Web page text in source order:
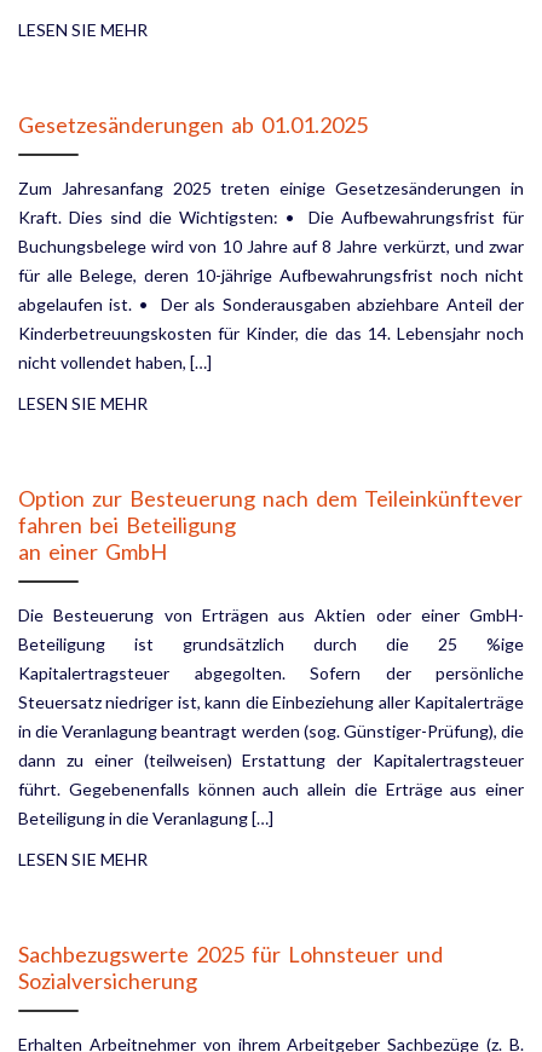
LESEN SIE MEHR
Gesetzesänderungen ab 01.01.2025
Zum Jahresanfang 2025 treten einige Gesetzesänderungen in
Kraft. Dies sind die Wichtigsten: • Die Aufbewahrungsfrist für
Buchungsbelege wird von 10 Jahre auf 8 Jahre verkürzt, und zwar
für alle Belege, deren 10-jährige Aufbewahrungsfrist noch nicht
abgelaufen ist. • Der als Sonderausgaben abziehbare Anteil der
Kinderbetreuungskosten für Kinder, die das 14. Lebens­jahr noch
nicht vollendet haben, […]
LESEN SIE MEHR
Option zur Besteuerung nach dem Teileinkünftever
fahren bei Beteiligung
an einer GmbH
Die Besteuerung von Erträgen aus Aktien oder einer GmbH-
Beteiligung ist grundsätzlich durch die 25 %ige
Kapitalertragsteuer abgegolten. Sofern der persönliche
Steuersatz niedriger ist, kann die Einbeziehung aller Kapitalerträge
in die Veranlagung beantragt werden (sog. Günstiger-Prüfung), die
dann zu einer (teilweisen) Erstattung der Kapitalertragsteuer
führt. Gegebenenfalls können auch allein die Erträge aus einer
Beteili­gung in die Veranlagung […]
LESEN SIE MEHR
Sachbezugswerte 2025 für Lohnsteuer und
Sozialversicherung
Erhalten Arbeitnehmer von ihrem Arbeitgeber Sachbezüge (z. B.